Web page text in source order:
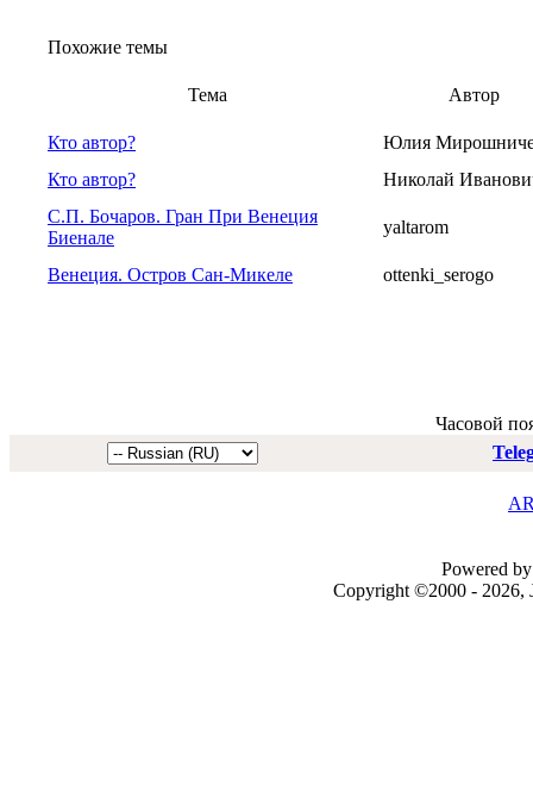
Похожие темы
Тема Автор
Кто автор?
Юлия
Кто автор?
Николай
С.П. Бочаров. Гран При Венеция
Биенале
yaltarom
Венеция. Остров Сан-Микеле ottenki_serogo
Часовой
Powered
Copyright ©2000 - 2026,